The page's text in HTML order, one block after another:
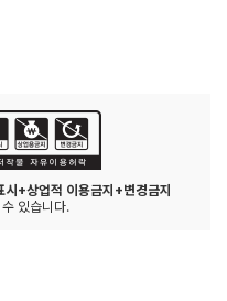
+상업적 이용금지+변경금지
있습니다.